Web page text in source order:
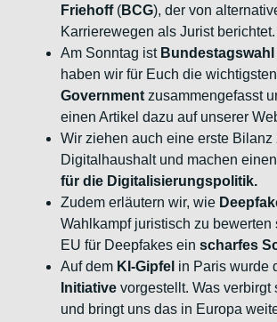
Friehoff (BCG), der von
Karrierewegen als Jurist berichtet.
Am Sonntag ist Bundestagswahl
haben wir für Euch die
Government zusammengefasst
einen Artikel dazu auf unserer
Wir ziehen auch eine erste Bilanz
Digitalhaushalt und machen einen
für die Digitalisierungspolitik.
Zudem erläutern wir, wie
Wahlkampf juristisch zu bewerten
EU für Deepfakes ein scharfes
Auf dem KI-Gipfel in Paris wurde
Initiative vorgestellt. Was verbirgt
und bringt uns das in Europa